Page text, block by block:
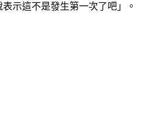
示這不是發生第一次了吧」。